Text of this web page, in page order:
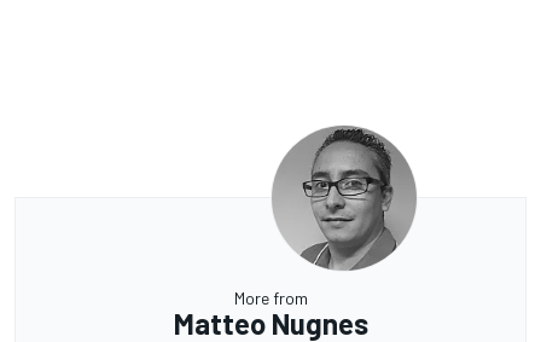
More from
Matteo Nugnes